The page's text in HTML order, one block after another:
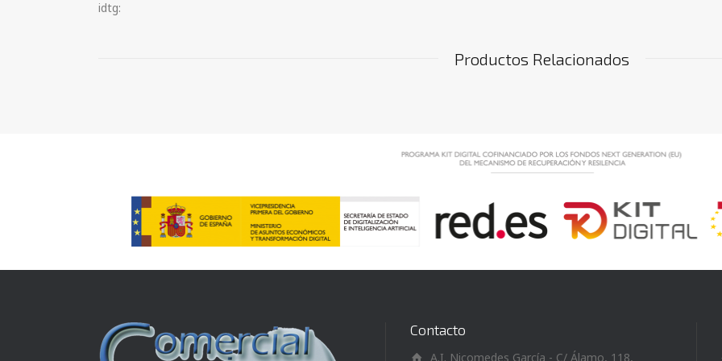
idtg:
Productos Relacionados
Contacto
A.I. Nicomedes García - C/ Álamo, 118,